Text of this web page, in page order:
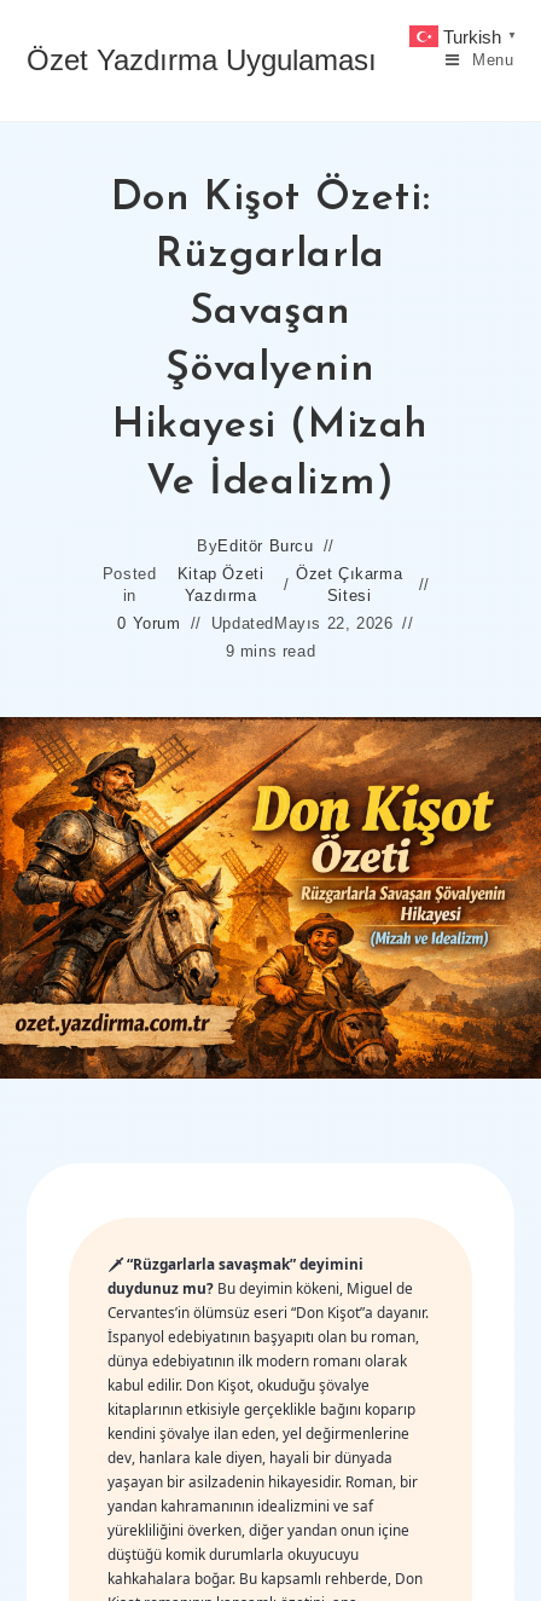
contentÖzet Yazdırma Uygulaması Menu
Don Kişot Özeti:
Rüzgarlarla
Savaşan
Şövalyenin
Hikayesi (Mizah
Ve İdealizm)
ByEditör Burcu
Posted
in
Kitap Özeti
Yazdırma
/
Özet Çıkarma
Sitesi
0 Yorum
Updated Mayıs 22, 2026
9 mins read
🗡️ “Rüzgarlarla savaşmak” deyimini
duydunuz mu? Bu deyimin kökeni, Miguel de
Cervantes’in ölümsüz eseri “Don Kişot”a dayanır.
İspanyol edebiyatının başyapıtı olan bu roman,
dünya edebiyatının ilk modern romanı olarak
kabul edilir. Don Kişot, okuduğu şövalye
kitaplarının etkisiyle gerçeklikle bağını koparıp
kendini şövalye ilan eden, yel değirmenlerine
dev, hanlara kale diyen, hayali bir dünyada
yaşayan bir asilzadenin hikayesidir. Roman, bir
yandan kahramanının idealizmini ve saf
yürekliliğini överken, diğer yandan onun içine
düştüğü komik durumlarla okuyucuyu
kahkahalara boğar. Bu kapsamlı rehberde, Don
Turkish ▼